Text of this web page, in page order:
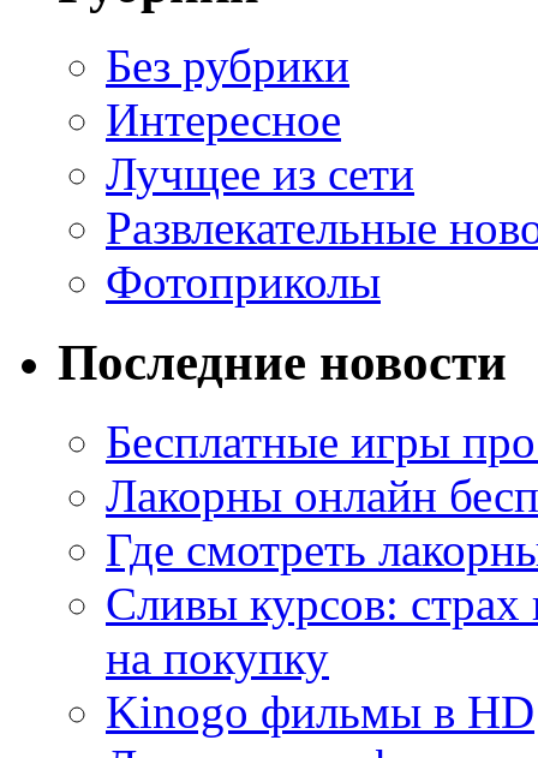
Без рубрики
Интересное
Лучщее из сети
Развлекательные
Фотоприколы
Последние новости
Бесплатные игры
Лакорны онлайн
Где смотреть
Сливы курсов:
на покупку
Kinogo фильмы в HD